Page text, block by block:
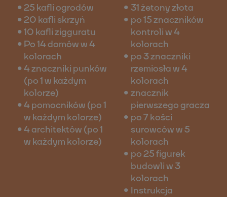
25 kafli ogrodów
20 kafli skrzyń
10 kafli zigguratu
Po 14 domów w 4
kolorach
4 znaczniki punków
(po 1 w każdym
kolorze)
4 pomocników (po 1
w każdym kolorze)
4 architektów (po 1
w każdym kolorze)
31 żetony złota
po 15 znaczników
kontroli w 4
kolorach
po 3 znaczniki
rzemiosła w 4
kolorach
znacznik
pierwszego gracza
po 7 kości
surowców w 5
kolorach
po 25 figurek
budowli w 3
kolorach
Instrukcja